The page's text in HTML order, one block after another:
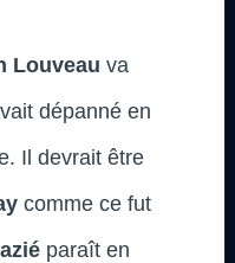
Louveau va
dépanné en
Il devrait être
comme ce fut
paraît en